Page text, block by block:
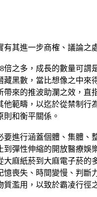
其進一步商榷、議論之
之多，成長的數量可
黑數，當比想像之中
來的推波助瀾之效，
範疇，以迄於從禁制
和衡平關係。
進行涵蓋個體、集體
彈性伸縮的開放醫療
麻紙菸到大麻電子菸
喪失、時間變慢、判
濫用，以致於霸凌行